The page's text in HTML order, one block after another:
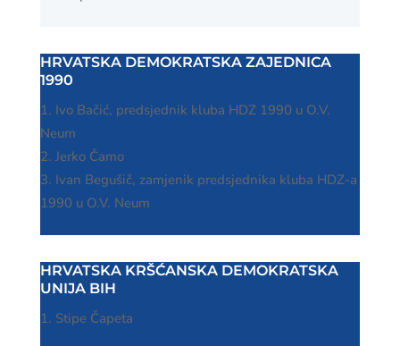
HRVATSKA DEMOKRATSKA ZAJEDNICA
1990
Ivo Bačić, predsjednik kluba HDZ 1990 u O.V.
Neum
Jerko Čamo
Ivan Begušič, zamjenik predsjednika kluba HDZ-a
1990 u O.V. Neum
HRVATSKA KRŠĆANSKA DEMOKRATSKA
UNIJA BIH
Stipe Čapeta